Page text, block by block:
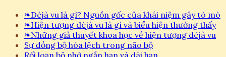
❧Déjà vu là gì? Nguồn gốc của khái niệm gây tò mò
❧Hiện tượng déjà vu là gì và biểu hiện thường thấy
❧Những giả thuyết khoa học về hiện tượng déjà vu
Sự đồng bộ hóa lệch trong não bộ
Rối loạn bộ nhớ ngắn hạn và dài hạn